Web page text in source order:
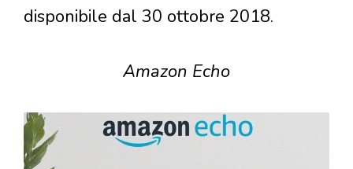
disponibile dal 30 ottobre 2018.
Amazon Echo